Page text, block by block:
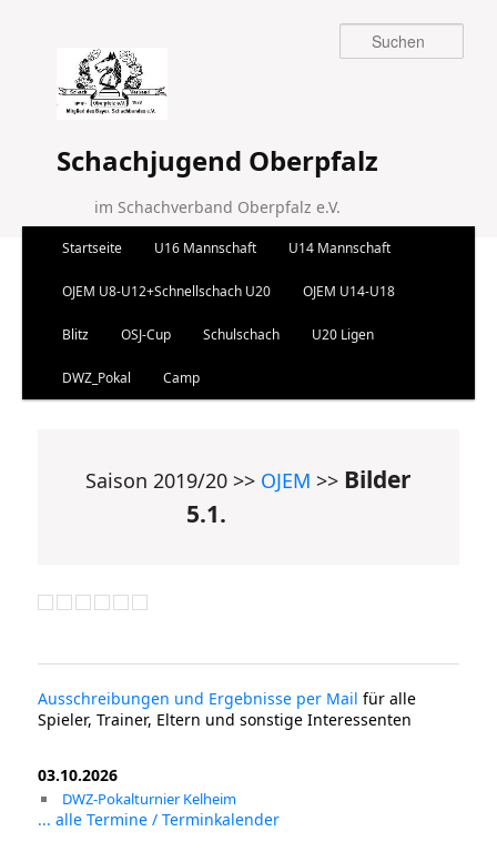
Schachjugend Oberpfalz
im Schachverband Oberpfalz e.V.
Suchen
Zum Inhalt wechseln
Zum sekundären Inhalt wechseln
Startseite U16 Mannschaft U14 Mannschaft
OJEM U8-U12+Schnellschach U20 OJEM U14-U18
Blitz OSJ-Cup Schulschach U20 Ligen
DWZ_Pokal Camp
Saison 2019/20 >> OJEM >> Bilder
5.1.
Ausschreibungen und Ergebnisse per Mail für alle
Spieler, Trainer, Eltern und sonstige Interessenten
03.10.2026
DWZ-Pokalturnier Kelheim
... alle Termine / Terminkalender